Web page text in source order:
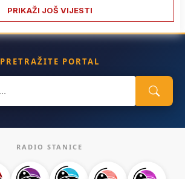
PRIKAŽI JOŠ VIJESTI
PRETRAŽITE PORTAL
RADIO STANICE